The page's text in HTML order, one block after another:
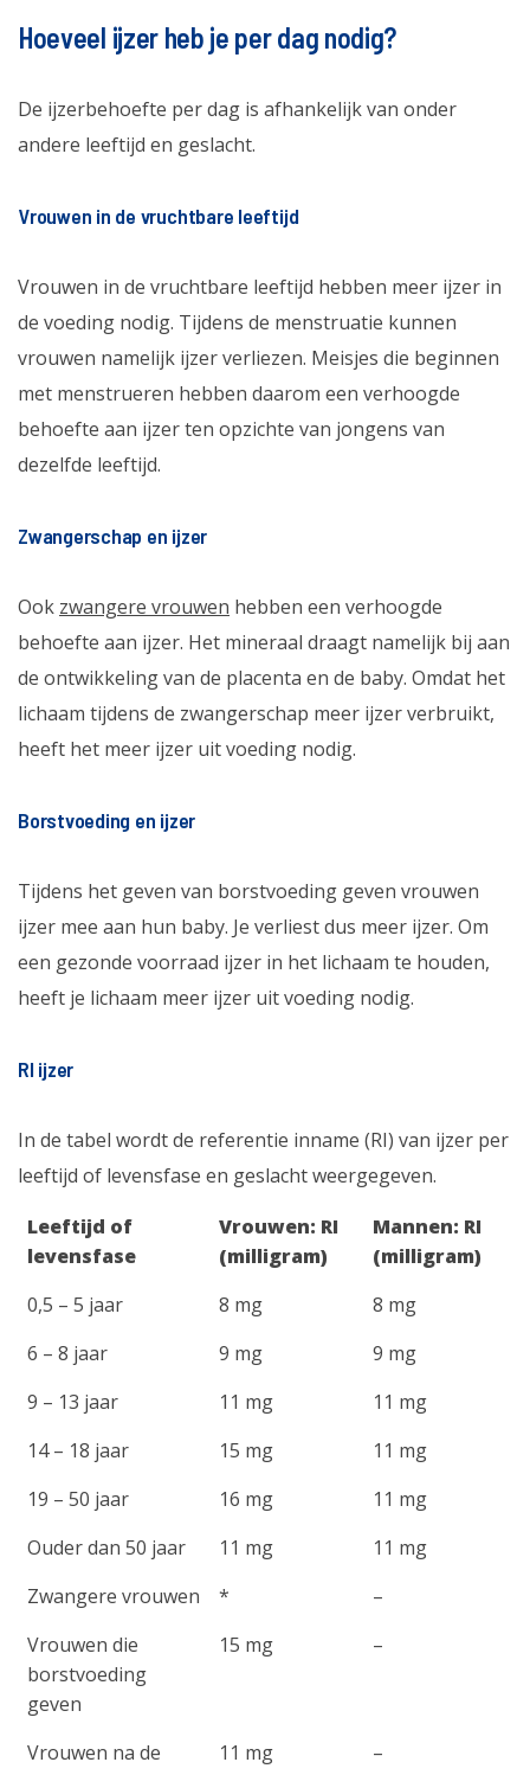
Hoeveel ijzer heb je per dag nodig?
De ijzerbehoefte per dag is afhankelijk van onder
andere leeftijd en geslacht.
Vrouwen in de vruchtbare leeftijd
Vrouwen in de vruchtbare leeftijd hebben meer ijzer in
de voeding nodig. Tijdens de menstruatie kunnen
vrouwen namelijk ijzer verliezen. Meisjes die beginnen
met menstrueren hebben daarom een verhoogde
behoefte aan ijzer ten opzichte van jongens van
dezelfde leeftijd.
Zwangerschap en ijzer
Ook zwangere vrouwen hebben een verhoogde
behoefte aan ijzer. Het mineraal draagt namelijk bij aan
de ontwikkeling van de placenta en de baby. Omdat het
lichaam tijdens de zwangerschap meer ijzer verbruikt,
heeft het meer ijzer uit voeding nodig.
Borstvoeding en ijzer
Tijdens het geven van borstvoeding geven vrouwen
ijzer mee aan hun baby. Je verliest dus meer ijzer. Om
een gezonde voorraad ijzer in het lichaam te houden,
heeft je lichaam meer ijzer uit voeding nodig.
RI ijzer
In de tabel wordt de referentie inname (RI) van ijzer per
leeftijd of levensfase en geslacht weergegeven.
Leeftijd of
levensfase
Vrouwen: RI
(milligram)
Mannen: RI
(milligram)
0,5 – 5 jaar
8 mg
8 mg
6 – 8 jaar
9 mg
9 mg
9 – 13 jaar
11 mg
11 mg
14 – 18 jaar
15 mg
11 mg
19 – 50 jaar
16 mg
11 mg
Ouder dan 50 jaar
11 mg
11 mg
Zwangere vrouwen
*
–
Vrouwen die
borstvoeding
geven
15 mg –
Vrouwen na de
11 mg –